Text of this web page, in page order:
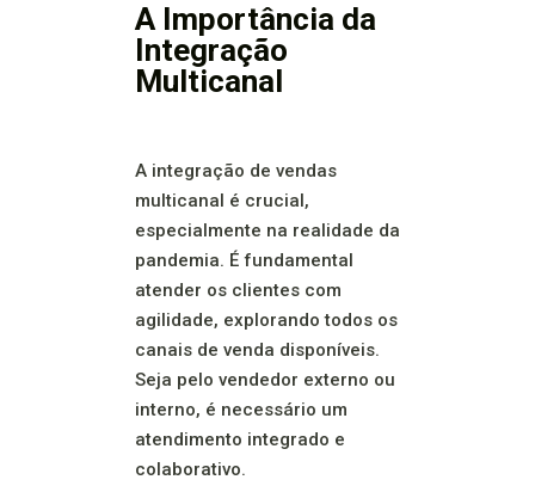
A Importância da
Integração
Multicanal
A integração de vendas
multicanal é crucial,
especialmente na realidade da
pandemia. É fundamental
atender os clientes com
agilidade, explorando todos os
canais de venda disponíveis.
Seja pelo vendedor externo ou
interno, é necessário um
atendimento integrado e
colaborativo.